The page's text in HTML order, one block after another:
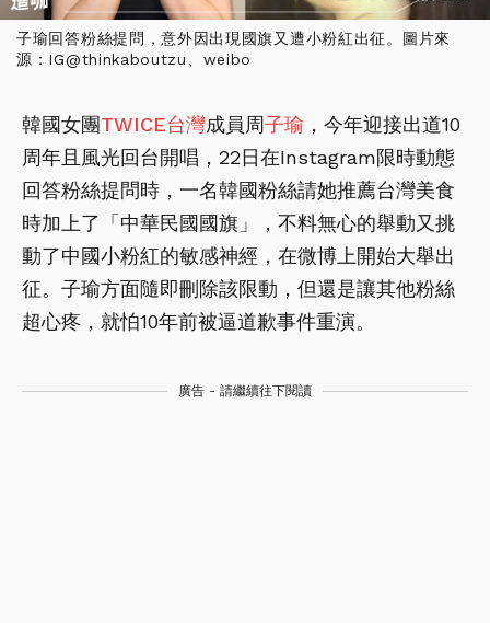
子瑜回答粉絲提問，意外因出現國旗又遭小粉紅出征。圖片來
源：IG@thinkaboutzu、weibo
韓國女團TWICE台灣成員周子瑜 ，今年迎接出道10
周年且風光回台開唱，22日在Instagram限時動態
回答粉絲提問時，一名韓國粉絲請她推薦台灣美食
時加上了「中華民國國旗」，不料無心的舉動又挑
動了中國小粉紅的敏感神經，在微博上開始大舉出
征。子瑜方面隨即刪除該限動，但還是讓其他粉絲
超心疼，就怕10年前被逼道歉事件重演。
廣告 - 請繼續往下閱讀